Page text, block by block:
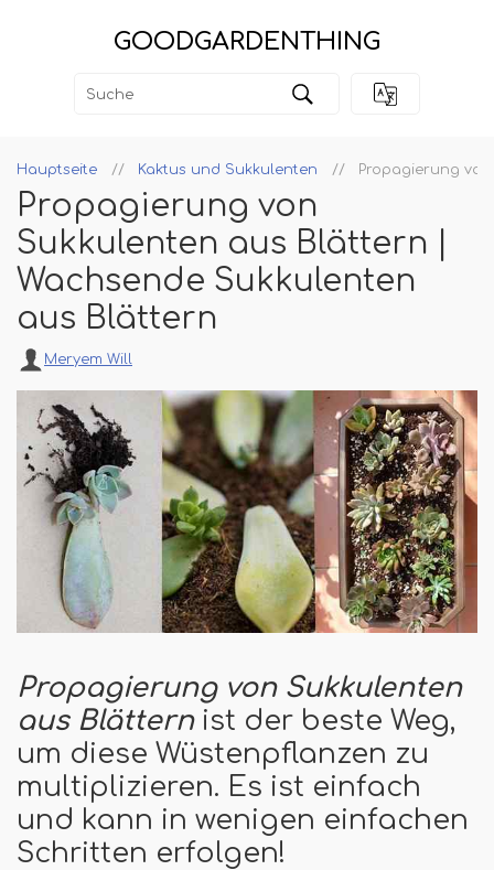
GOODGARDENTHING
Hauptseite Kaktus und Sukkulenten Propagierung
Propagierung von
Sukkulenten aus Blättern |
Wachsende Sukkulenten
aus Blättern
Meryem Will
Propagierung von Sukkulenten
aus Blätternist der beste Weg,
um diese Wüstenpflanzen zu
multiplizieren. Es ist einfach
und kann in wenigen einfachen
Schritten erfolgen!